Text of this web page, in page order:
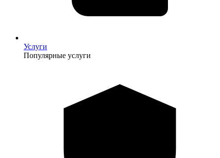
Услуги
Популярные услуги